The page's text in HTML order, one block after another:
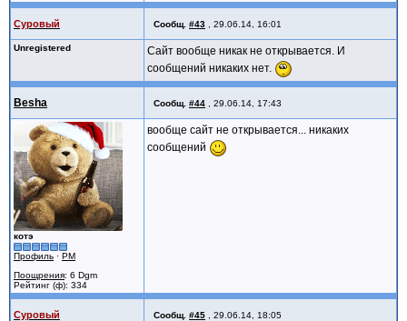
Суровый Сообщ. #43 29.06.14, 16:01
Unregistered
Сайт вообще никак не открывается. И
сообщений никаких нет.
Besha Сообщ. #44 29.06.14, 17:43
котэ
Профиль · PM
Поощрения: 6 Dgm
Рейтинг (ф): 334
вообще сайт не открывается... никаких
сообщений
Суровый Сообщ. #45 29.06.14, 18:05